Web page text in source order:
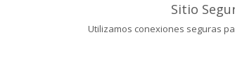
Sitio
Utilizamos conexiones seguras